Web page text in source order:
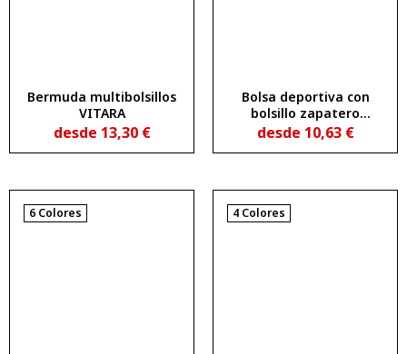
Bermuda multibolsillos
VITARA
desde 13,30 €
Bolsa deportiva con
bolsillo zapatero
extraíble CANARY
desde 10,63 €
6 Colores 4 Colores